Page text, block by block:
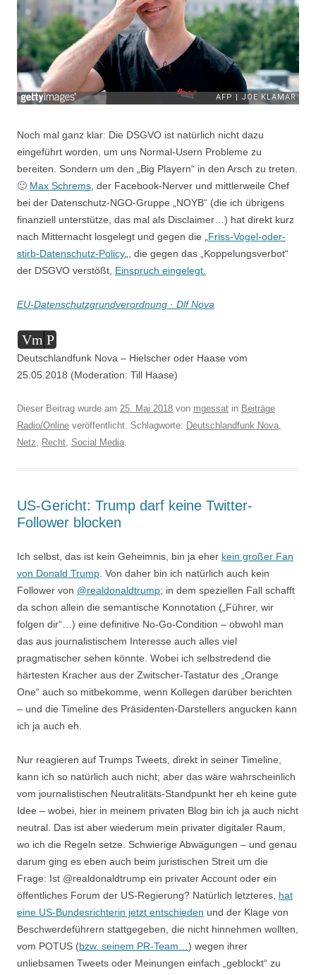
Noch mal ganz klar: Die DSGVO ist natürlich nicht dazu
eingeführt worden, um uns Normal-Usern Probleme zu
bereiten. Sondern um den „Big Playern“ in den Arsch zu treten.
🙂 Max Schrems , der Facebook-Nerver und mittlerweile Chef
bei der Datenschutz-NGO-Gruppe „NOYB“ (die ich übrigens
finanziell unterstütze, das mal als Disclaimer…) hat direkt kurz
nach Mitternacht losgelegt und gegen die „ Friss-Vogel-oder-
stirb-Datenschutz-Policy „, die gegen das „Koppelungsverbot“
der DSGVO verstößt, Einspruch eingelegt.
EU-Datenschutzgrundverordnung · Dlf Nova
Audio-
Player
Vm P
Deutschlandfunk Nova – Hielscher oder Haase vom
25.05.2018 (Moderation: Till Haase)
Dieser Beitrag wurde am 25. Mai 2018 von mgessat in Beiträge
Radio/Online veröffentlicht. Schlagworte: Deutschlandfunk Nova
Netz
Recht Social Media
US-Gericht: Trump darf keine Twitter-
Follower blocken
Ich selbst, das ist kein Geheimnis, bin ja eher kein großer Fan
von Donald Trump. Von daher bin ich natürlich auch kein
Follower von @realdonaldtrump; in dem speziellen Fall schafft
da schon allein die semantische Konnotation („Führer, wir
folgen dir“…) eine definitive No-Go-Condition – obwohl man
das aus journalistischem Interesse auch alles viel
pragmatischer sehen könnte. Wobei ich selbstredend die
härtesten Kracher aus der Zwitscher-Tastatur des „Orange
One“ auch so mitbekomme, wenn Kollegen darüber berichten
– und die Timeline des Präsidenten-Darstellers angucken kann
ich ja auch eh.
Nur reagieren auf Trumps Tweets, direkt in seiner Timeline,
kann ich so natürlich auch nicht; aber das wäre wahrscheinlich
vom journalistischen Neutralitäts-Standpunkt her eh keine gute
Idee – wobei, hier in meinem privaten Blog bin ich ja auch nicht
neutral. Das ist aber wiederum mein privater digitaler Raum,
wo ich die Regeln setze. Schwierige Abwägungen – und genau
darum ging es eben auch beim juristischen Streit um die
Frage: Ist @realdonaldtrump ein privater Account oder ein
öffentliches Forum der US-Regierung? Natürlich letzteres, hat
eine US-Bundesrichterin jetzt entschieden und der Klage von
Beschwerdeführern stattgegeben, die nicht hinnehmen wollten,
vom POTUS (bzw. seinem PR-Team…) wegen ihrer
unliebsamen Tweets oder Meinungen einfach „geblockt“ zu